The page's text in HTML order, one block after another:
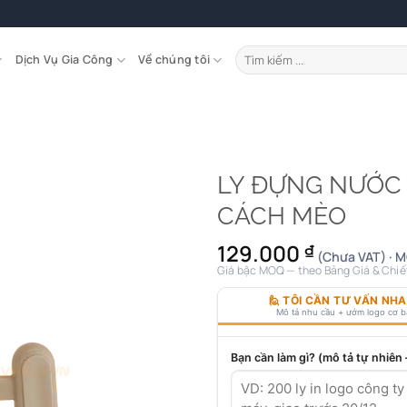
Dịch Vụ Gia Công Về chúng tôi
Tìm
kiếm:
LY ĐỰNG
CÁCH MÈO
129.000 ₫ (Chưa VAT) ·
Giá bậc MOQ — theo Bảng Giá &
🙋 TÔI CẦN TƯ VẤN
Mô tả nhu cầu + ướm logo cơ
Bạn cần làm gì? (mô tả tự